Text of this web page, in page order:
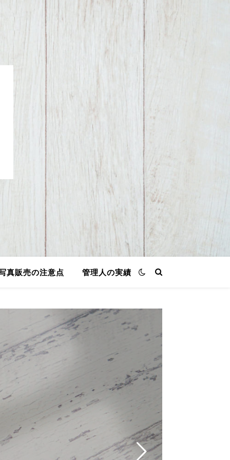
真販売の注意点 管理人の実績